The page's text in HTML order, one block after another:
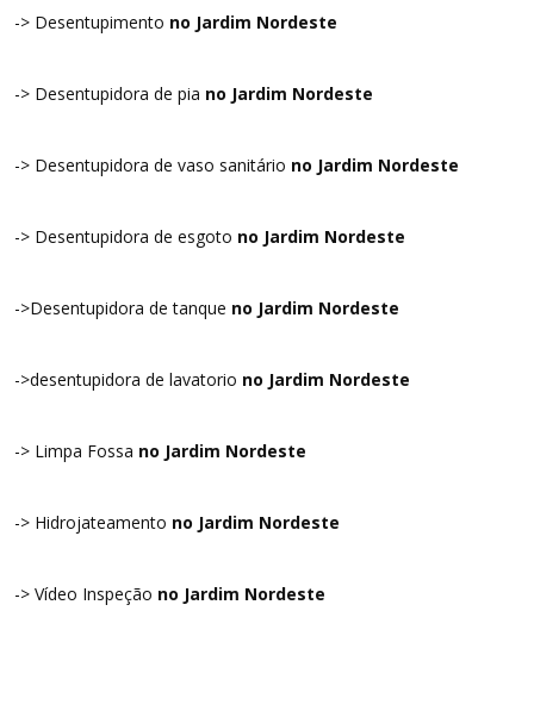
-> Desentupimento no Jardim Nordeste
-> Desentupidora de pia no Jardim Nordeste
-> Desentupidora de vaso sanitário no Jardim Nordeste
-> Desentupidora de esgoto no Jardim Nordeste
->Desentupidora de tanque no Jardim Nordeste
->desentupidora de lavatorio no Jardim Nordeste
-> Limpa Fossa no Jardim Nordeste
-> Hidrojateamento no Jardim Nordeste
-> Vídeo Inspeção no Jardim Nordeste